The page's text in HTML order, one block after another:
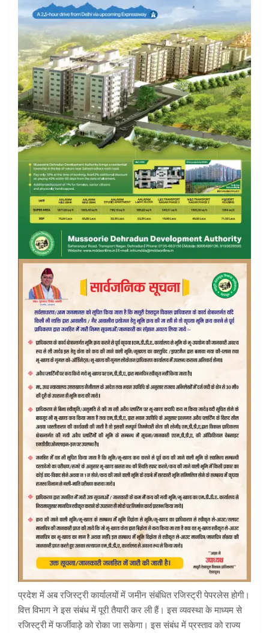
प्रदेश में अब रजिस्ट्री कार्यालयों में जमीन संबंधित रजिस्ट्री पेपरलेस होगी।
वित्त विभाग ने इस संबंध में पूरी तैयारी कर ली हैं। इस व्यवस्था के माध्यम से
रजिस्ट्री में फर्जीवाड़े को रोका जा सकेगा। इस संबंध में प्रस्ताव को राज्य